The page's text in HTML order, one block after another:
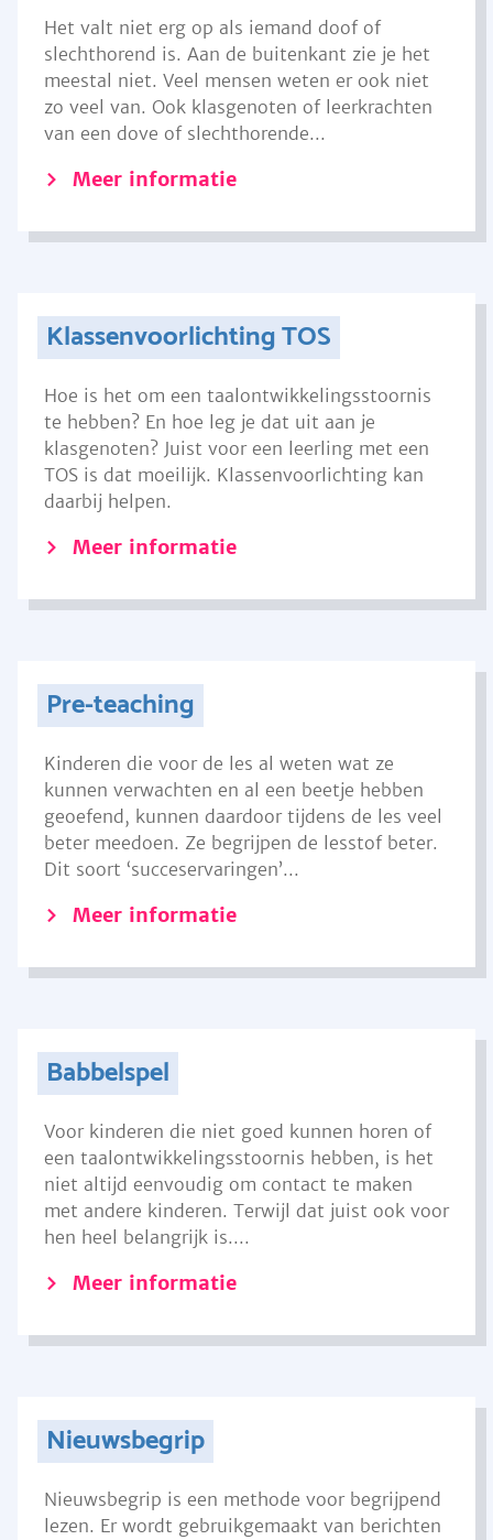
Het valt niet erg op als iemand doof of
slechthorend is. Aan de buitenkant zie je het
meestal niet. Veel mensen weten er ook niet
zo veel van. Ook klasgenoten of leerkrachten
van een dove of slechthorende...
Meer informatie
Klassenvoorlichting TOS
Hoe is het om een taalontwikkelingsstoornis
te hebben? En hoe leg je dat uit aan je
klasgenoten? Juist voor een leerling met een
TOS is dat moeilijk. Klassenvoorlichting kan
daarbij helpen.
Meer informatie
Pre-teaching
Kinderen die voor de les al weten wat ze
kunnen verwachten en al een beetje hebben
geoefend, kunnen daardoor tijdens de les veel
beter meedoen. Ze begrijpen de lesstof beter.
Dit soort ‘succeservaringen’...
Meer informatie
Babbelspel
Voor kinderen die niet goed kunnen horen of
een taalontwikkelingsstoornis hebben, is het
niet altijd eenvoudig om contact te maken
met andere kinderen. Terwijl dat juist ook voor
hen heel belangrijk is....
Meer informatie
Nieuwsbegrip
Nieuwsbegrip is een methode voor begrijpend
lezen. Er wordt gebruikgemaakt van berichten